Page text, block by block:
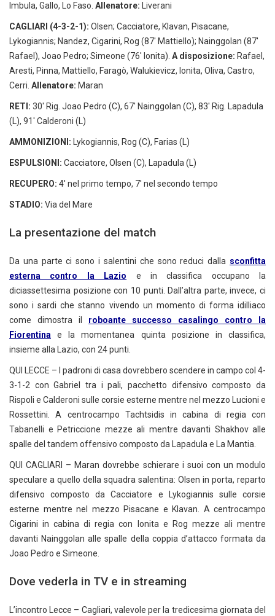
Imbula, Gallo, Lo Faso. Allenatore: Liverani
CAGLIARI (4-3-2-1): Olsen; Cacciatore, Klavan, Pisacane,
Lykogiannis; Nandez, Cigarini, Rog (87' Mattiello); Nainggolan (87'
Rafael), Joao Pedro; Simeone (76' Ionita). A disposizione: Rafael,
Aresti, Pinna, Mattiello, Faragò, Walukievicz, Ionita, Oliva, Castro,
Cerri. Allenatore: Maran
RETI: 30' Rig. Joao Pedro (C), 67' Nainggolan (C), 83' Rig. Lapadula
(L), 91' Calderoni (L)
AMMONIZIONI: Lykogiannis, Rog (C), Farias (L)
ESPULSIONI: Cacciatore, Olsen (C), Lapadula (L)
RECUPERO: 4' nel primo tempo, 7' nel secondo tempo
STADIO: Via del Mare
La presentazione del match
Da una parte ci sono i salentini che sono reduci dalla sconfitta
esterna contro la Lazio e in classifica occupano la
diciassettesima posizione con 10 punti. Dall’altra parte, invece, ci
sono i sardi che stanno vivendo un momento di forma idilliaco
come dimostra il roboante successo casalingo contro la
Fiorentina e la momentanea quinta posizione in classifica,
insieme alla Lazio, con 24 punti.
QUI LECCE – I padroni di casa dovrebbero scendere in campo col 4-
3-1-2 con Gabriel tra i pali, pacchetto difensivo composto da
Rispoli e Calderoni sulle corsie esterne mentre nel mezzo Lucioni e
Rossettini. A centrocampo Tachtsidis in cabina di regia con
Tabanelli e Petriccione mezze ali mentre davanti Shakhov alle
spalle del tandem offensivo composto da Lapadula e La Mantia.
QUI CAGLIARI – Maran dovrebbe schierare i suoi con un modulo
speculare a quello della squadra salentina: Olsen in porta, reparto
difensivo composto da Cacciatore e Lykogiannis sulle corsie
esterne mentre nel mezzo Pisacane e Klavan. A centrocampo
Cigarini in cabina di regia con Ionita e Rog mezze ali mentre
davanti Nainggolan alle spalle della coppia d’attacco formata da
Joao Pedro e Simeone.
Dove vederla in TV e in streaming
L’incontro Lecce – Cagliari, valevole per la tredicesima giornata del